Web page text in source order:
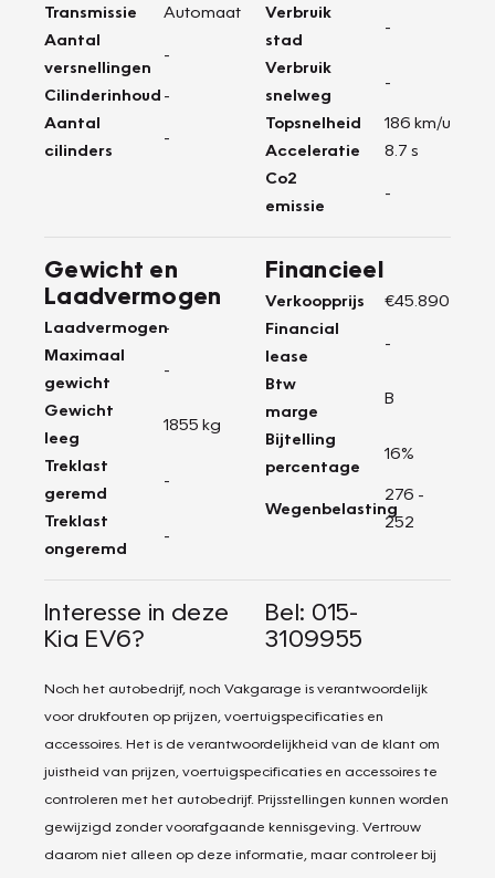
Transmissie
Automaat
Aantal
versnellingen
-
Cilinderinhoud -
Aantal
cilinders
-
Verbruik
stad
-
Verbruik
snelweg
-
Topsnelheid
186 km/u
Acceleratie
8.7 s
Co2
emissie
-
Gewicht en
Laadvermogen
Laadvermogen-
Maximaal
gewicht
-
Gewicht
leeg
1855 kg
Treklast
geremd
-
Treklast
ongeremd
-
Financieel
Verkoopprijs
€45.890
Financial
lease
-
Btw
marge
B
Bijtelling
percentage
16%
Wegenbelasting
276 -
252
Interesse in deze
Kia EV6?
Bel: 015-
3109955
Noch het autobedrijf, noch Vakgarage is verantwoordelijk
voor drukfouten op prijzen, voertuigspecificaties en
accessoires. Het is de verantwoordelijkheid van de klant om
juistheid van prijzen, voertuigspecificaties en accessoires te
controleren met het autobedrijf. Prijsstellingen kunnen worden
gewijzigd zonder voorafgaande kennisgeving. Vertrouw
daarom niet alleen op deze informatie, maar controleer bij